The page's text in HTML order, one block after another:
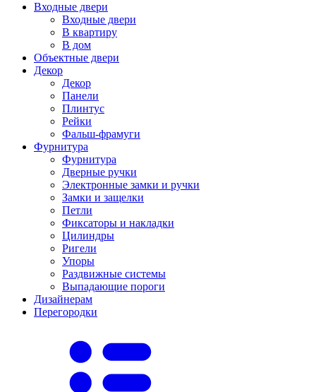
Входные двери
Входные двери
В квартиру
В дом
Объектные двери
Декор
Декор
Панели
Плинтус
Рейки
Фальш-фрамуги
Фурнитура
Фурнитура
Дверные ручки
Электронные замки и ручки
Замки и защелки
Петли
Фиксаторы и накладки
Цилиндры
Ригели
Упоры
Раздвижные системы
Выпадающие пороги
Дизайнерам
Перегородки